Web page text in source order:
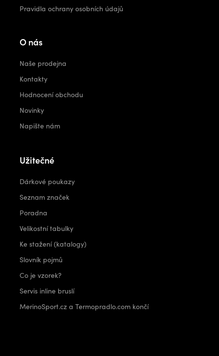
Pravidla ochrany osobních údajů
O nás
Naše prodejna
Kontakty
Hodnocení obchodu
Novinky
Napište nám
Užitečné
Dárkové poukazy
Seznam značek
Poradna
Velikostní tabulky
Ke stažení (katalogy)
Slovník pojmů
Co je vzorek?
Servis inline bruslí
MerinoSport.cz a Termopradlo.com končí